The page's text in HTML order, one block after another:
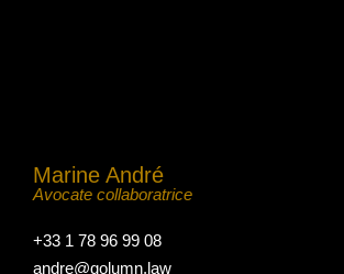
Marine André
Avocate collaboratrice
+33 1 78 96 99 08
andre@qolumn.law